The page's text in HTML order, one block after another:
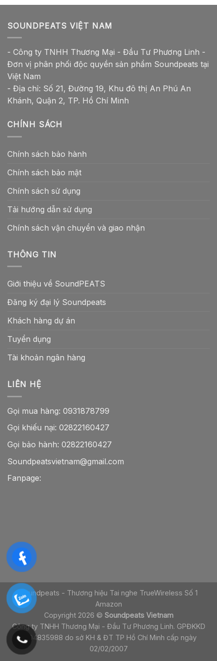
SOUNDPEATS VIỆT NAM
- Công ty TNHH Thương Mại - Đầu Tư Phương Linh -
Đơn vị phân phối độc quyền sản phẩm Soundpeats tại
Việt Nam
- Địa chỉ: Số 21, Đường 19, Khu đô thị An Phú An
Khánh, Quận 2, TP. Hồ Chí Minh
CHÍNH SÁCH
Chính sách bảo hành
Chính sách bảo mật
Chính sách sử dụng
Tải hướng dẫn sử dụng
Chính sách vận chuyển và giao nhận
THÔNG TIN
Giới thiệu về SoundPEATS
Đăng ký đại lý Soundpeats
Khách hàng dự án
Tuyển dụng
Tài khoản ngân hàng
LIÊN HỆ
Gọi mua hàng: 0931878799
Gọi khiếu nại: 02822160427
Gọi bảo hành: 02822160427
Soundpeatsvietnam@gmail.com
Fanpage:
Soundpeats - Thương hiệu Tai nghe TrueWireless Số 1
Amazon
Copyright 2026 © Soundpeats Vietnam
Công ty TNHH Thương Mại - Đầu Tư Phương Linh. GPĐKKD
0304835988 do sở KH & ĐT TP Hồ Chí Minh cấp ngày
02/02/2007